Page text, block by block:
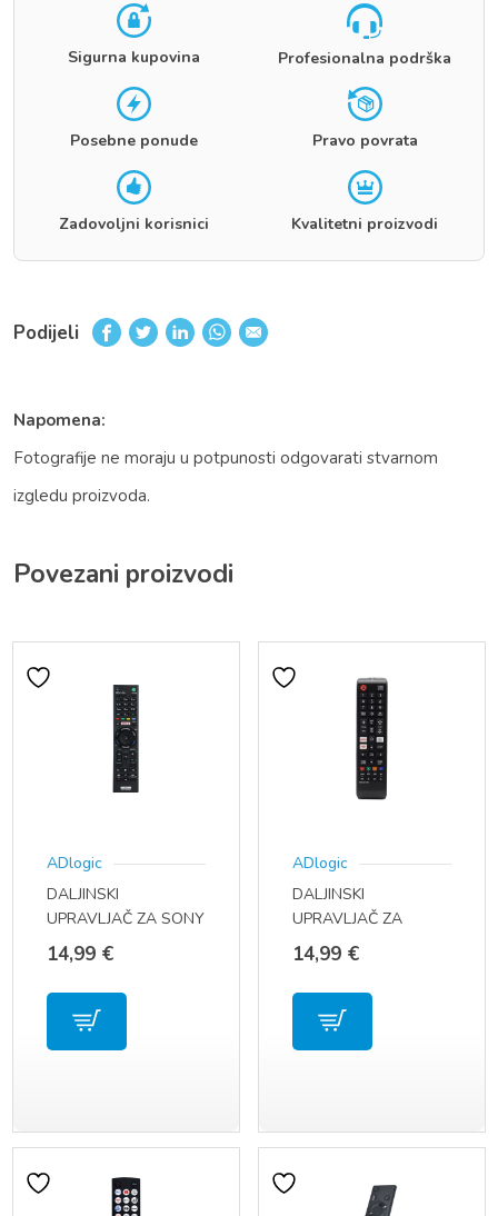
Sigurna kupovina Profesionalna podrška
Posebne ponude Pravo povrata
Zadovoljni korisnici Kvalitetni proizvodi
Podijeli
Napomena:
Fotografije ne moraju u potpunosti odgovarati stvarnom
izgledu proizvoda.
Povezani proizvodi
ADlogic
DALJINSKI
UPRAVLJAČ ZA SONY
TV RMT-TX100 /
RMT-TX100D / RMT-
TX100E
14,99 €
ADlogic
DALJINSKI
UPRAVLJAČ ZA
SAMSUNG LED
SMART TV MODEL
BN59-01315
14,99 €